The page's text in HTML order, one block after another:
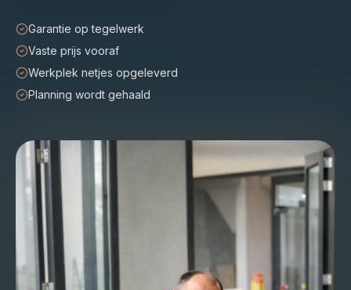
Garantie op tegelwerk
Vaste prijs vooraf
Werkplek netjes opgeleverd
Planning wordt gehaald